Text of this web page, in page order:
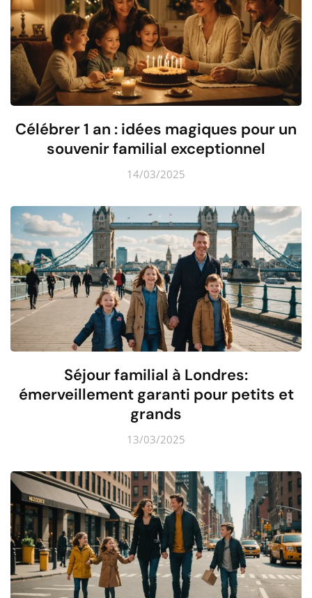
Célébrer 1 an : idées magiques pour un
souvenir familial exceptionnel
14/03/2025
Séjour familial à Londres:
émerveillement garanti pour petits et
grands
13/03/2025